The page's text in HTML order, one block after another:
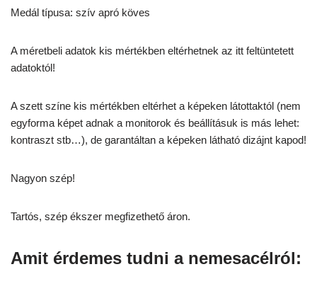
Medál típusa: szív apró köves
A méretbeli adatok kis mértékben eltérhetnek az itt feltüntetett
adatoktól!
A szett színe kis mértékben eltérhet a képeken látottaktól (nem
egyforma képet adnak a monitorok és beállításuk is más lehet:
kontraszt stb…), de garantáltan a képeken látható dizájnt kapod!
Nagyon szép!
Tartós, szép ékszer megfizethető áron.
Amit érdemes tudni a nemesacélról: